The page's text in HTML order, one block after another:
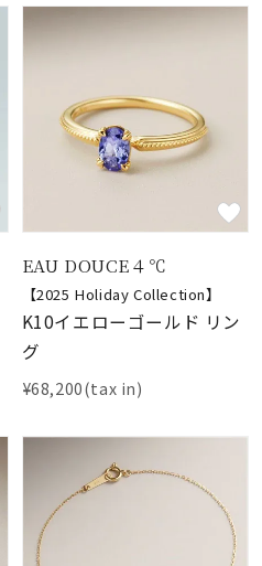
EAU DOUCE４℃
【2025 Holiday Collection】
K10イエローゴールド リン
グ
¥68,200(tax in)